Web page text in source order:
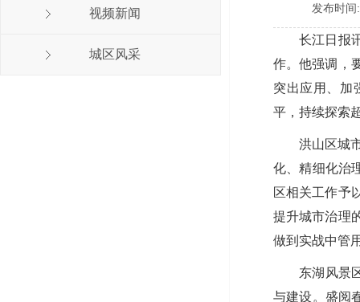
视频新闻
城区风采
发布时
长江日报
作。他强调，
突出应用、加
平，持续探索
洪山区城
化、精细化治
区相关工作予
提升城市治理
做到实战中管
东湖风景
与建设。盛阅